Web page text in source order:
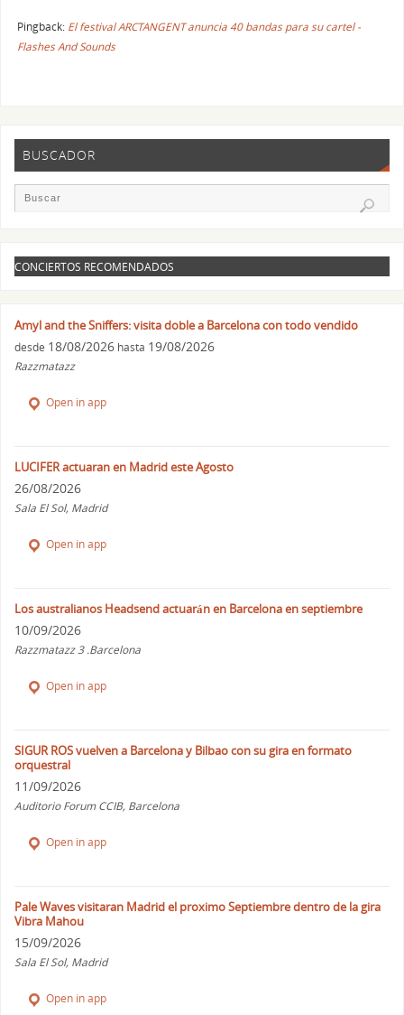
Pingback: El festival ARCTANGENT anuncia 40 bandas para su cartel -
Flashes And Sounds
BUSCADOR
CONCIERTOS RECOMENDADOS
Amyl and the Sniffers: visita doble a Barcelona con todo vendido
desde 18/08/2026 hasta 19/08/2026
Razzmatazz
Open in app
LUCIFER actuaran en Madrid este Agosto
26/08/2026
Sala El Sol, Madrid
Open in app
Los australianos Headsend actuarán en Barcelona en septiembre
10/09/2026
Razzmatazz 3 .Barcelona
Open in app
SIGUR ROS vuelven a Barcelona y Bilbao con su gira en formato
orquestral
11/09/2026
Auditorio Forum CCIB, Barcelona
Open in app
Pale Waves visitaran Madrid el proximo Septiembre dentro de la gira
Vibra Mahou
15/09/2026
Sala El Sol, Madrid
Open in app